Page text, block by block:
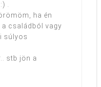
.
ha én
a családból vagy
súlyos
stb jön a